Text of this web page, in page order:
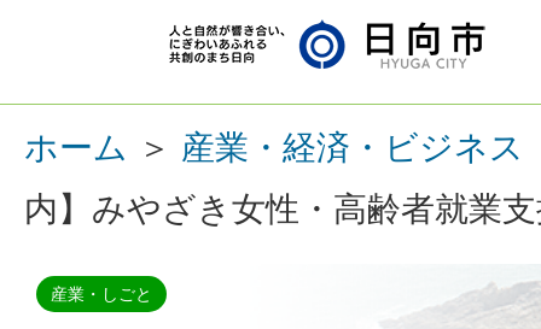
ホーム ＞ 産業・経済・ビジネス
内】みやざき女性・高齢者就業
産業・しごと